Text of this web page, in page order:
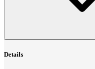
Details